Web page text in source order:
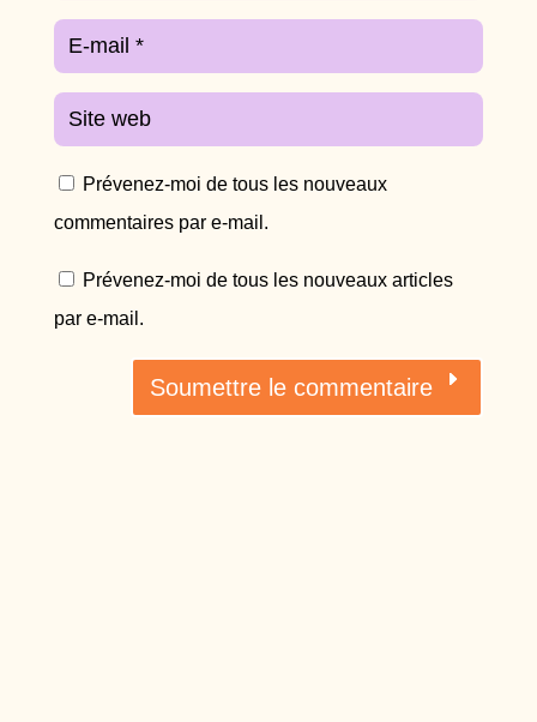
Prévenez-moi de tous les nouveaux
commentaires par e-mail.
Prévenez-moi de tous les nouveaux articles
par e-mail.
Soumettre le commentaire